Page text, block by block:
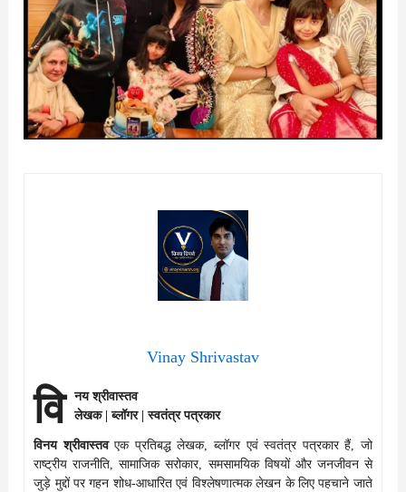
Vinay Shrivastav
वि
नय श्रीवास्तव
लेखक | ब्लॉगर | स्वतंत्र पत्रकार
विनय श्रीवास्तवएक प्रतिबद्ध लेखक, ब्लॉगर एवं स्वतंत्र पत्रकार हैं, जो
राष्ट्रीय राजनीति, सामाजिक सरोकार, समसामयिक विषयों और जनजीवन से
जुड़े मुद्दों पर गहन शोध-आधारित एवं विश्लेषणात्मक लेखन के लिए पहचाने जाते